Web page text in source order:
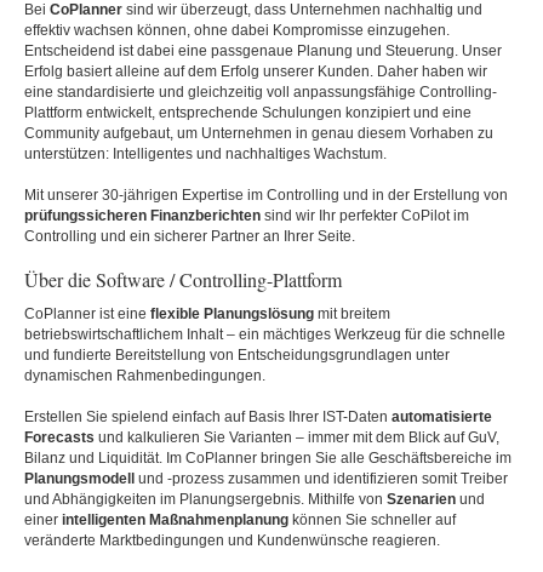
Bei CoPlanner sind wir überzeugt, dass Unternehmen nachhaltig und
effektiv wachsen können, ohne dabei Kompromisse einzugehen.
Entscheidend ist dabei eine passgenaue Planung und Steuerung. Unser
Erfolg basiert alleine auf dem Erfolg unserer Kunden. Daher haben wir
eine standardisierte und gleichzeitig voll anpassungsfähige Controlling-
Plattform entwickelt, entsprechende Schulungen konzipiert und eine
Community aufgebaut, um Unternehmen in genau diesem Vorhaben zu
unterstützen: Intelligentes und nachhaltiges Wachstum.
Mit unserer 30-jährigen Expertise im Controlling und in der Erstellung von
prüfungssicheren Finanzberichten sind wir Ihr perfekter CoPilot im
Controlling und ein sicherer Partner an Ihrer Seite.
Über die Software / Controlling-Plattform
CoPlanner ist eine flexible Planungslösung mit breitem
betriebswirtschaftlichem Inhalt – ein mächtiges Werkzeug für die schnelle
und fundierte Bereitstellung von Entscheidungsgrundlagen unter
dynamischen Rahmenbedingungen.
Erstellen Sie spielend einfach auf Basis Ihrer IST-Daten automatisierte
Forecasts und kalkulieren Sie Varianten – immer mit dem Blick auf GuV,
Bilanz und Liquidität. Im CoPlanner bringen Sie alle Geschäftsbereiche im
Planungsmodell
und -prozess zusammen und identifizieren somit Treiber
und Abhängigkeiten im Planungsergebnis. Mithilfe von Szenarien und
einer intelligenten Maßnahmenplanung können Sie schneller auf
veränderte Marktbedingungen und Kundenwünsche reagieren.